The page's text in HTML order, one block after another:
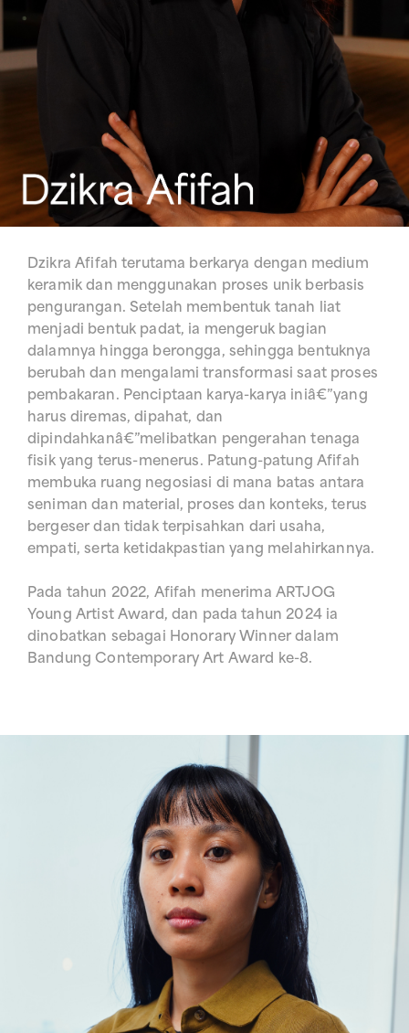
Dzikra Afifah terutama berkarya dengan medium
keramik dan menggunakan proses unik berbasis
pengurangan. Setelah membentuk tanah liat
menjadi bentuk padat, ia mengeruk bagian
dalamnya hingga berongga, sehingga bentuknya
berubah dan mengalami transformasi saat proses
pembakaran. Penciptaan karya-karya iniâ€”yang
harus diremas, dipahat, dan
dipindahkanâ€”melibatkan pengerahan tenaga
fisik yang terus-menerus. Patung-patung Afifah
membuka ruang negosiasi di mana batas antara
seniman dan material, proses dan konteks, terus
bergeser dan tidak terpisahkan dari usaha,
empati, serta ketidakpastian yang melahirkannya.
Pada tahun 2022, Afifah menerima ARTJOG
Young Artist Award, dan pada tahun 2024 ia
dinobatkan sebagai Honorary Winner dalam
Bandung Contemporary Art Award ke-8.